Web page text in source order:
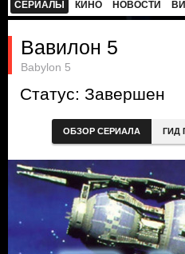
СЕРИАЛЫ КИНО НОВОСТИ
Вавилон 5
Babylon 5
Статус: Завершен
ОБЗОР СЕРИАЛА ГИД